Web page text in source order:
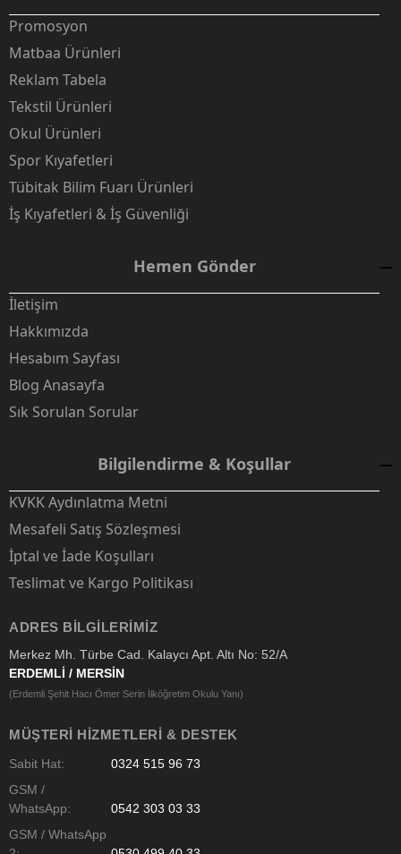
Promosyon
Matbaa Ürünleri
Reklam Tabela
Tekstil Ürünleri
Okul Ürünleri
Spor Kıyafetleri
Tübitak Bilim Fuarı Ürünleri
İş Kıyafetleri & İş Güvenliği
Hemen Gönder
İletişim
Hakkımızda
Hesabım Sayfası
Blog Anasayfa
Sık Sorulan Sorular
Bilgilendirme & Koşullar
KVKK Aydınlatma Metni
Mesafeli Satış Sözleşmesi
İptal ve İade Koşulları
Teslimat ve Kargo Politikası
ADRES BILGILERIMIZ
Merkez Mh. Türbe Cad. Kalaycı Apt. Altı No: 52/A
ERDEMLİ / MERSİN
(Erdemli Şehit Hacı Ömer Serin İlköğretim Okulu Yanı)
MÜŞTERI HIZMETLERI & DESTEK
Sabit Hat:
0324 515 96 73
GSM /
WhatsApp:
0542 303 03 33
GSM / WhatsApp